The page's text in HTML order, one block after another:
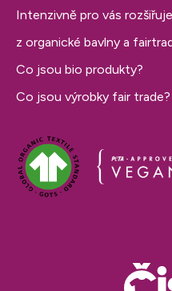
Intenzivně pro vás
z organické bavlny a
Co jsou bio produkty?
Co jsou výrobky fair trade?